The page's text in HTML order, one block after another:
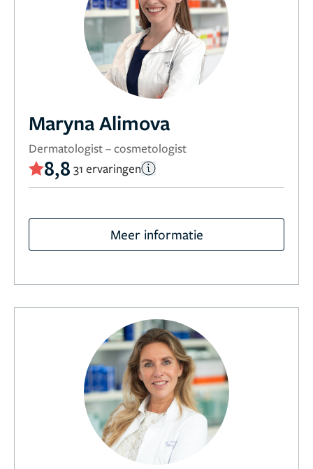
Maryna Alimova
Dermatologist – cosmetologist
8,8 31 ervaringen
Meer informatie